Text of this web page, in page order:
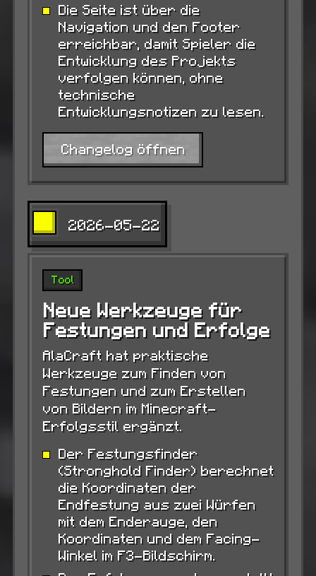
Die Seite ist über die
Navigation und den Footer
erreichbar, damit Spieler die
Entwicklung des Projekts
verfolgen können, ohne
technische
Entwicklungsnotizen zu lesen.
Changelog öffnen
2026-05-22
Tool
Neue Werkzeuge für
Festungen und Erfolge
AlaCraft hat praktische
Werkzeuge zum Finden von
Festungen und zum Erstellen
von Bildern im Minecraft-
Erfolgsstil ergänzt.
Der Festungsfinder
(Stronghold Finder) berechnet
die Koordinaten der
Endfestung aus zwei Würfen
mit dem Enderauge, den
Koordinaten und dem Facing-
Winkel im F3-Bildschirm.